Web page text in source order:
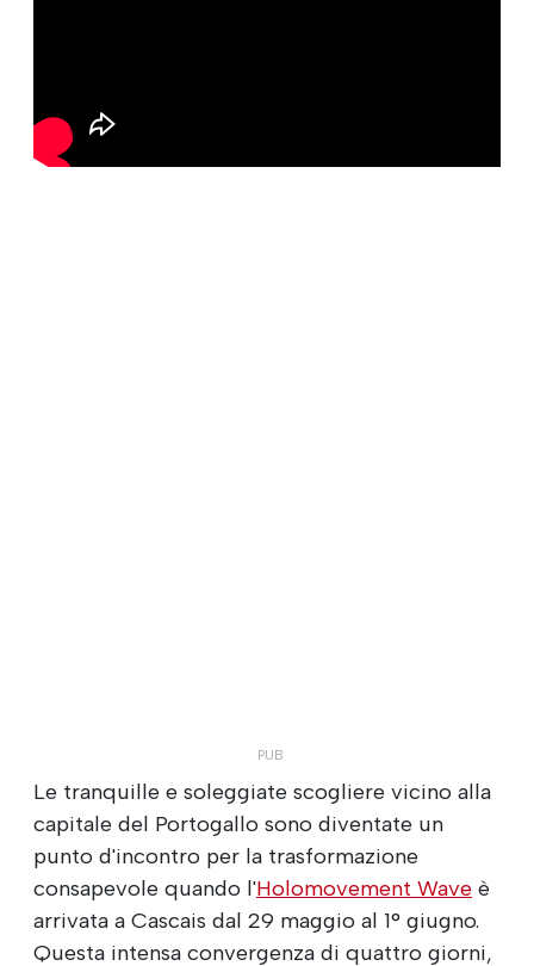
Le tranquille e soleggiate scogliere vicino alla
capitale del Portogallo sono diventate un
punto d'incontro per la trasformazione
consapevole quando l'Holomovement Wave è
arrivata a Cascais dal 29 maggio al 1° giugno.
Questa intensa convergenza di quattro giorni,